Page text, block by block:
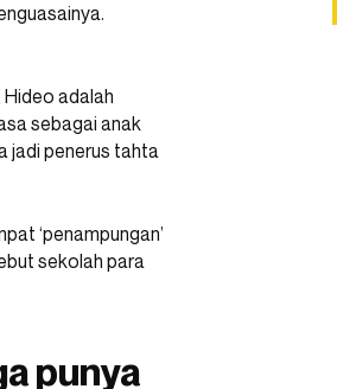
adalah
sebagai anak
jadi penerus tahta
‘penampungan’
sekolah para
punya